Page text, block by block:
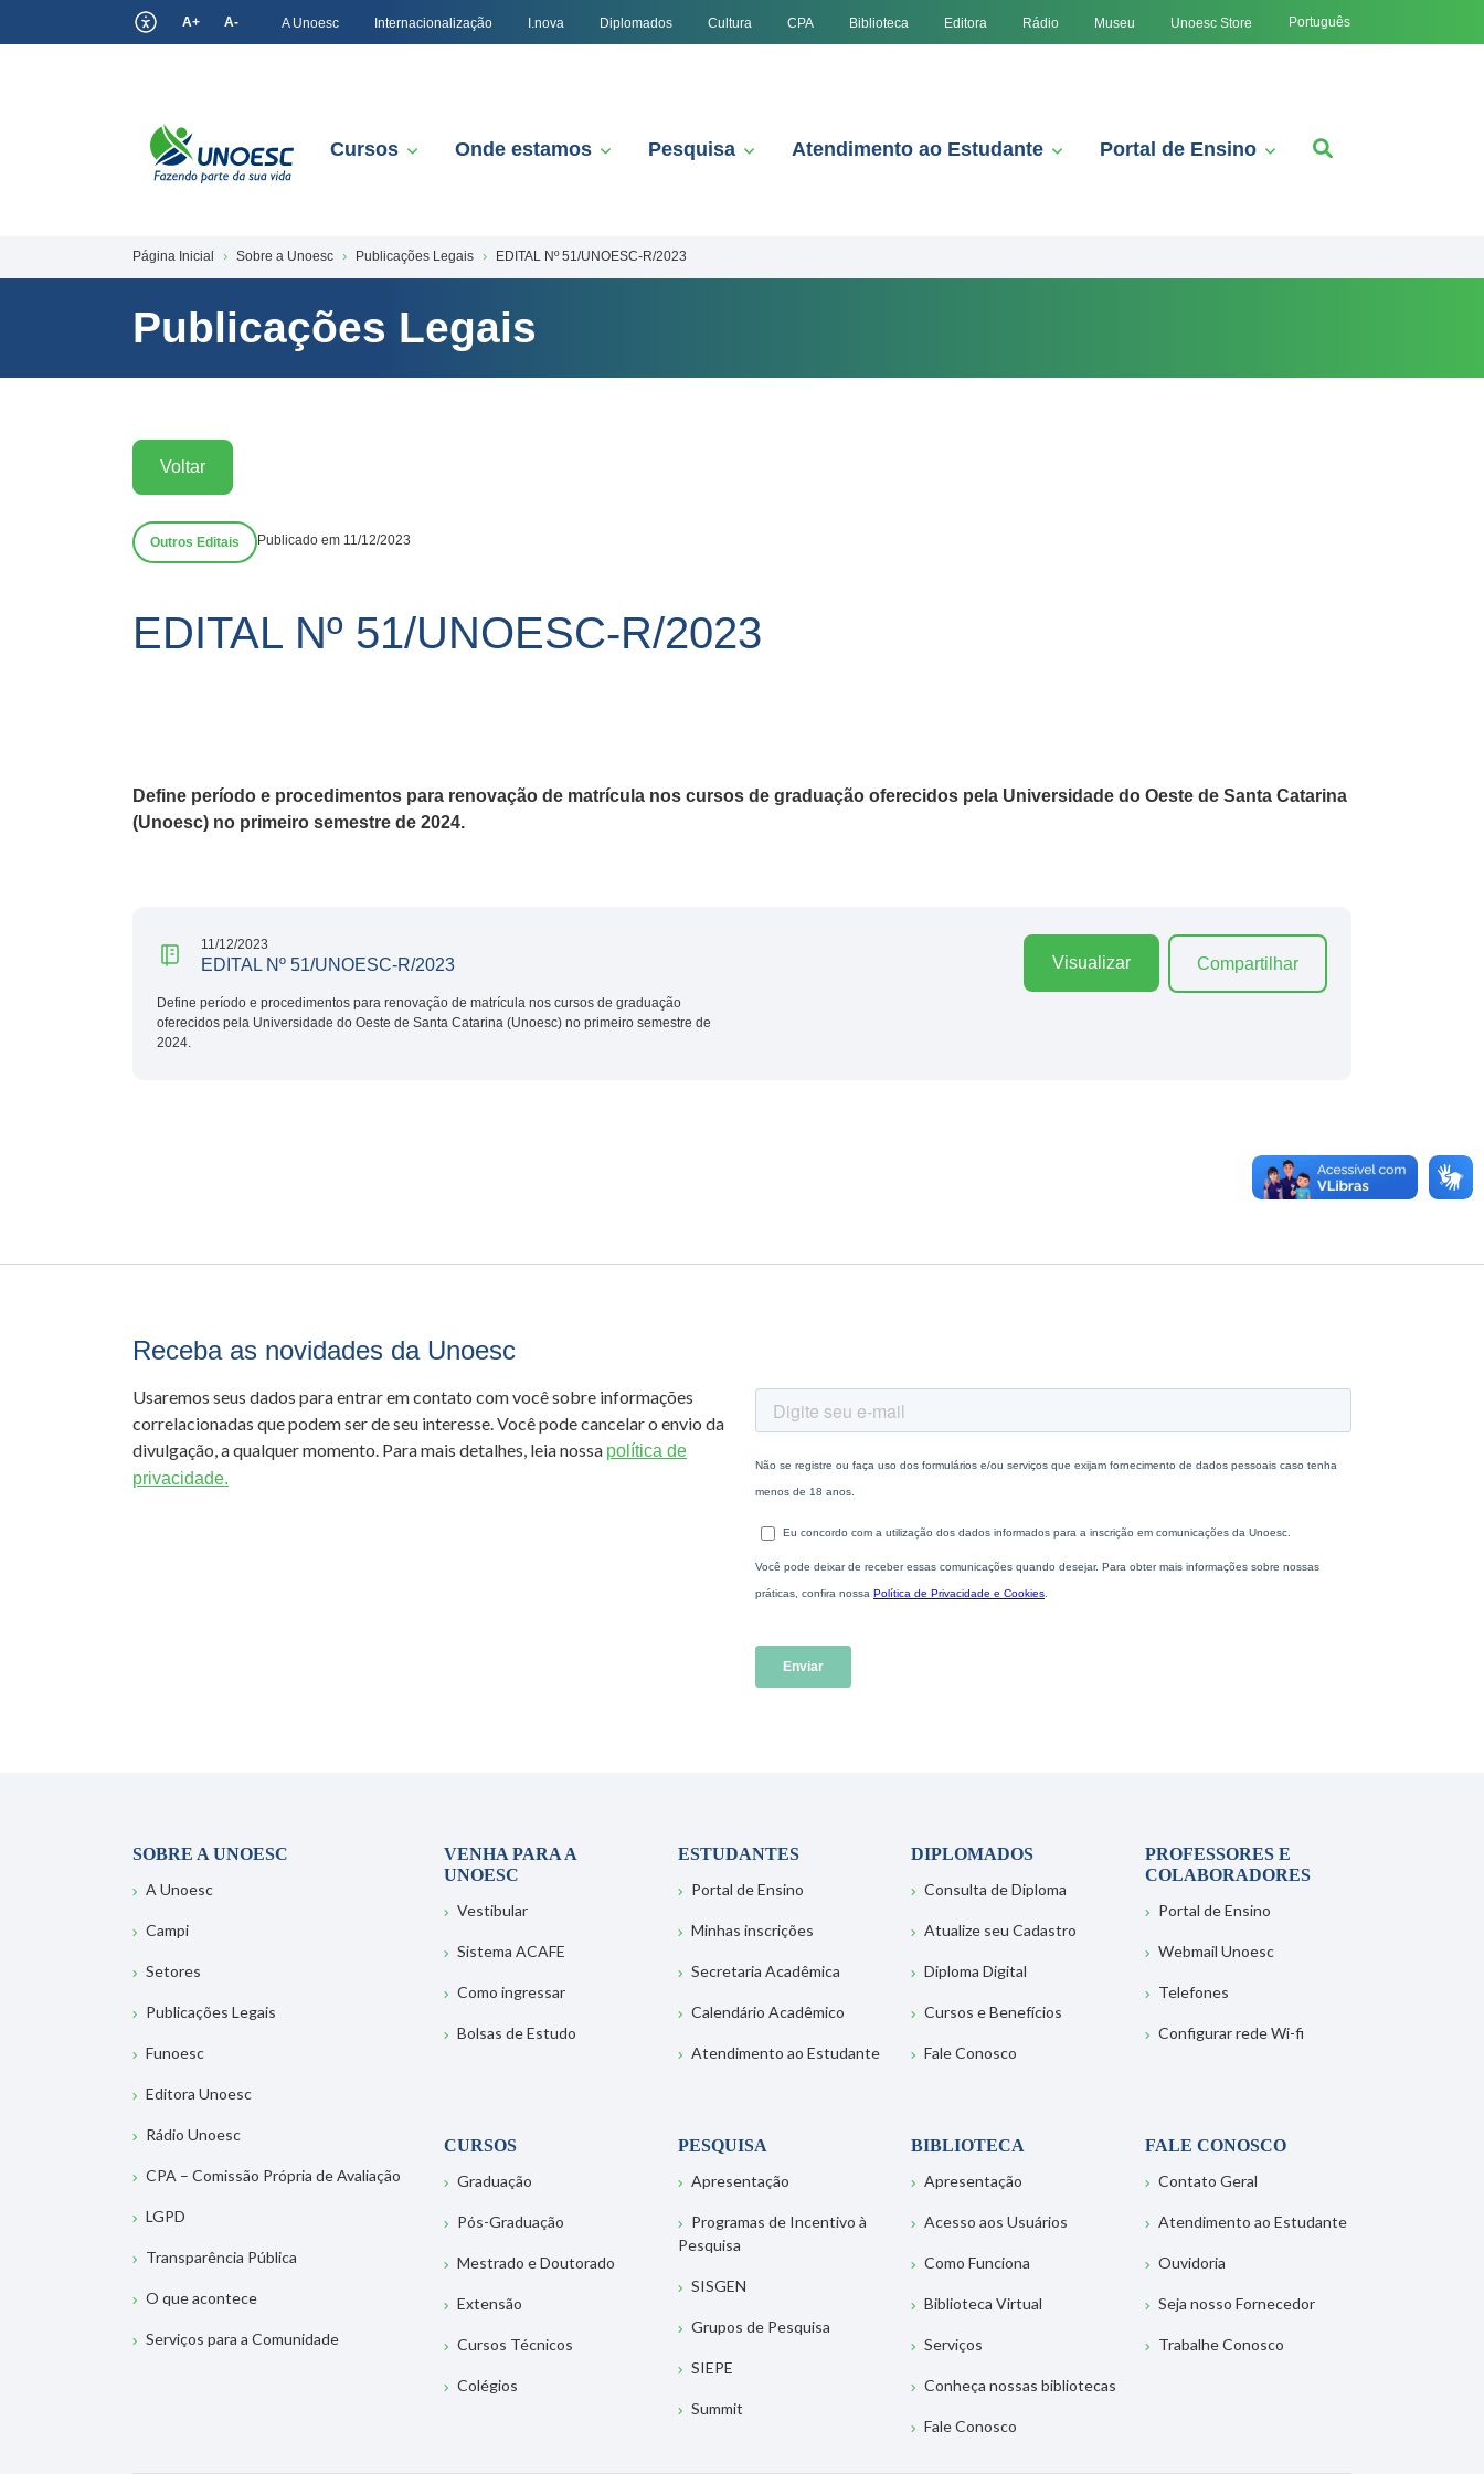
A+ A- A Unoesc Internacionalização I.nova Diplomados Cultura CPA Biblioteca Editora Rádio Museu Unoesc Store Português
Cursos Onde estamos Pesquisa Atendimento ao Estudante Portal de Ensino
Página Inicial Sobre a Unoesc Publicações Legais EDITAL Nº 51/UNOESC-R/2023
Publicações Legais
Voltar
Outros Editais Publicado em 11/12/2023
EDITAL Nº 51/UNOESC-R/2023
Define período e procedimentos para renovação de matrícula nos cursos de graduação oferecidos pela Universidade do Oeste de Santa Catarina
(Unoesc) no primeiro semestre de 2024.
11/12/2023
EDITAL Nº 51/UNOESC-R/2023
Define período e procedimentos para renovação de matrícula nos cursos de graduação
oferecidos pela Universidade do Oeste de Santa Catarina (Unoesc) no primeiro semestre de
2024.
Visualizar Compartilhar
Receba as novidades da Unoesc
Usaremos seus dados para entrar em contato com você sobre informações
correlacionadas que podem ser de seu interesse. Você pode cancelar o envio da
divulgação, a qualquer momento. Para mais detalhes, leia nossa política de
privacidade.
SOBRE A UNOESC
A Unoesc
Campi
Setores
Publicações Legais
Funoesc
Editora Unoesc
Rádio Unoesc
CPA – Comissão Própria de Avaliação
LGPD
Transparência Pública
O que acontece
Serviços para a Comunidade
VENHA PARA A
UNOESC
Vestibular
Sistema ACAFE
Como ingressar
Bolsas de Estudo
ESTUDANTES
Portal de Ensino
Minhas inscrições
Secretaria Acadêmica
Calendário Acadêmico
Atendimento ao Estudante
DIPLOMADOS
Consulta de Diploma
Atualize seu Cadastro
Diploma Digital
Cursos e Benefícios
Fale Conosco
PROFESSORES E
COLABORADORES
Portal de Ensino
Webmail Unoesc
Telefones
Configurar rede Wi-fi
CURSOS
Graduação
Pós-Graduação
Mestrado e Doutorado
Extensão
Cursos Técnicos
Colégios
PESQUISA
Apresentação
Programas de Incentivo à
Pesquisa
SISGEN
Grupos de Pesquisa
SIEPE
Summit
BIBLIOTECA
Apresentação
Acesso aos Usuários
Como Funciona
Biblioteca Virtual
Serviços
Conheça nossas bibliotecas
Fale Conosco
FALE CONOSCO
Contato Geral
Atendimento ao Estudante
Ouvidoria
Seja nosso Fornecedor
Trabalhe Conosco